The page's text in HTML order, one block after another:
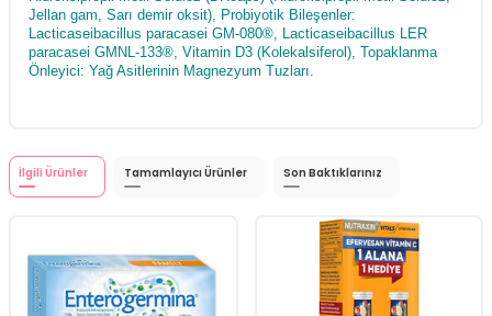
Jellan gam, Sarı demir oksit), Probiyotik Bileşenler:
Lacticaseibacillus paracasei GM-080®, Lacticaseibacillus LER
paracasei GMNL-133®, Vitamin D3 (Kolekalsiferol), Topaklanma
Önleyici: Yağ Asitlerinin Magnezyum Tuzları.
İlgili Ürünler Tamamlayıcı Ürünler Son Baktıklarınız